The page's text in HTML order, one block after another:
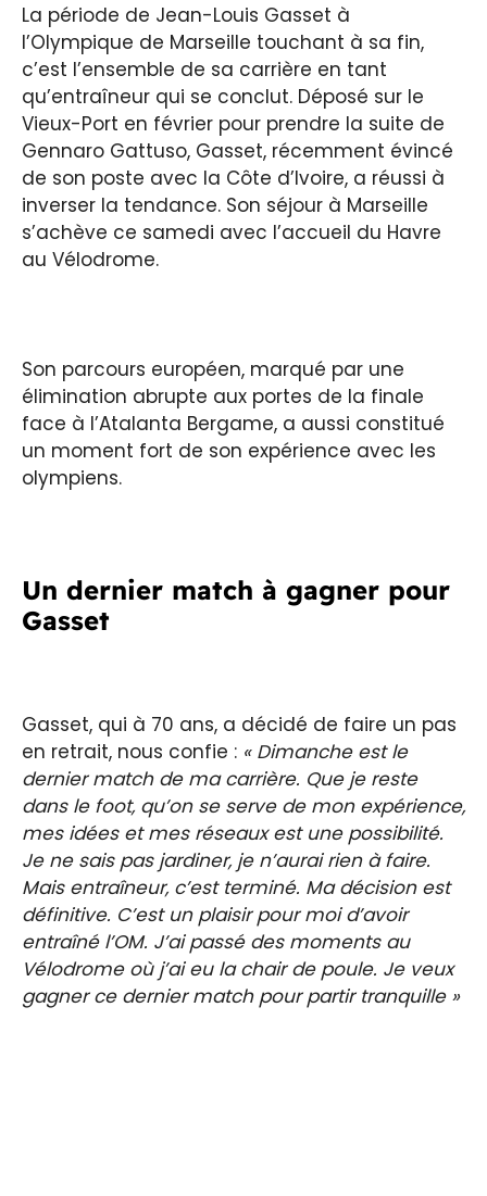
La période de Jean-Louis Gasset à
l’Olympique de Marseille touchant à sa fin,
c’est l’ensemble de sa carrière en tant
qu’entraîneur qui se conclut. Déposé sur le
Vieux-Port en février pour prendre la suite de
Gennaro Gattuso, Gasset, récemment évincé
de son poste avec la Côte d’Ivoire, a réussi à
inverser la tendance. Son séjour à Marseille
s’achève ce samedi avec l’accueil du Havre
au Vélodrome.
Son parcours européen, marqué par une
élimination abrupte aux portes de la finale
face à l’Atalanta Bergame, a aussi constitué
un moment fort de son expérience avec les
olympiens.
Un dernier match à gagner pour
Gasset
Gasset, qui à 70 ans, a décidé de faire un pas
en retrait, nous confie : « Dimanche est le
dernier match de ma carrière. Que je reste
dans le foot, qu’on se serve de mon expérience,
mes idées et mes réseaux est une possibilité.
Je ne sais pas jardiner, je n’aurai rien à faire.
Mais entraîneur, c’est terminé. Ma décision est
définitive. C’est un plaisir pour moi d’avoir
entraîné l’OM. J’ai passé des moments au
Vélodrome où j’ai eu la chair de poule. Je veux
gagner ce dernier match pour partir tranquille »